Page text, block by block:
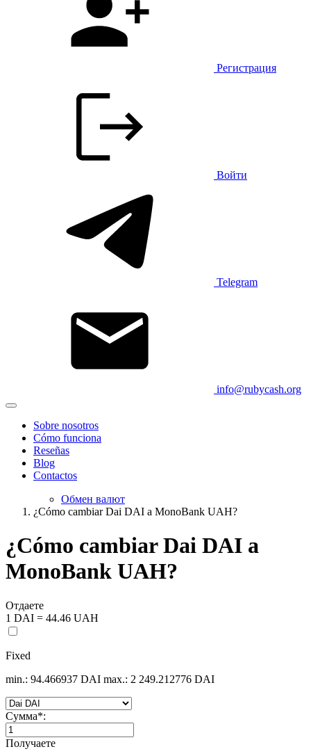
Регистрация
Войти
Telegram
info@rubycash.org
Sobre nosotros
Cómo funciona
Reseñas
Blog
Contactos
Обмен валют
¿Cómo cambiar Dai DAI a MonoBank UAH?
¿Cómo cambiar Dai DAI a
MonoBank UAH?
Отдаете
1 DAI = 44.46 UAH
Fixed
min.: 94.466937 DAI max.: 2 249.212776 DAI
Сумма*:
Получаете